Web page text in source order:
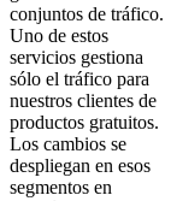
conjuntos de tráfico.
Uno de estos
servicios gestiona
sólo el tráfico para
nuestros clientes de
productos gratuitos.
Los cambios se
despliegan en esos
segmentos en